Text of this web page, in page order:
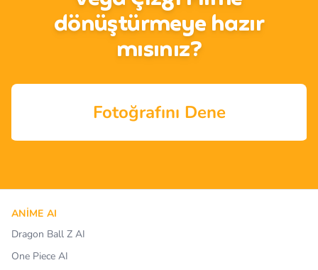
dönüştürmeye hazır
mısınız?
Fotoğrafını Dene
ANIME AI
Dragon Ball Z AI
One Piece AI